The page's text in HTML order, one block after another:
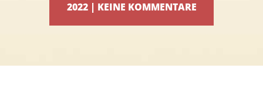
2022 | KEINE KOMMENTARE